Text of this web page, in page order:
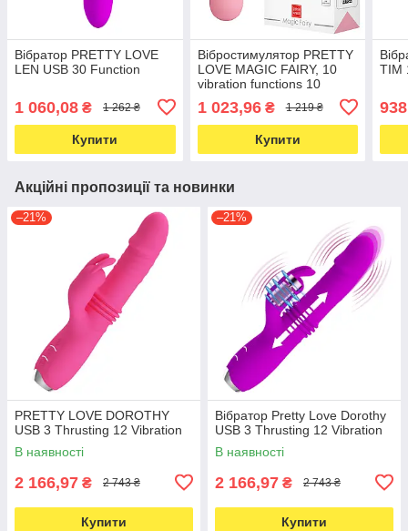
Вібратор PRETTY LOVE
LEN USB 30 Function
1 060,08 ₴ 1 262 ₴
Купити
Вібростимулятор PRETTY
LOVE MAGIC FAIRY, 10
vibration functions 10
tapping functions Memory
function
1 023,96₴ 1 219 ₴
Купити
TIM
Акційні пропозиції та новинки
–21%
PRETTY LOVE DOROTHY
USB 3 Thrusting 12 Vibration
В наявності
2 166,97 ₴ 2 743 ₴
Купити
–21%
Вібратор Pretty Love Dorothy
USB 3 Thrusting 12 Vibration
В наявності
2 166,97 ₴ 2 743 ₴
Купити